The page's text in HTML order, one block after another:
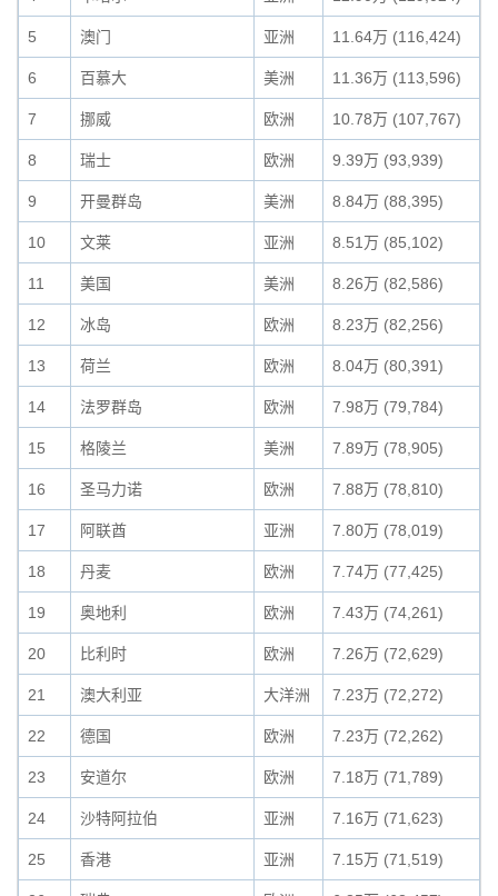
5 澳门 亚洲 11.64万 (116,424)
6 百慕大 美洲 11.36万 (113,596)
7 挪威 欧洲 10.78万 (107,767)
8 瑞士 欧洲 9.39万 (93,939)
9 开曼群岛 美洲 8.84万 (88,395)
10 文莱 亚洲 8.51万 (85,102)
11 美国 美洲 8.26万 (82,586)
12 冰岛 欧洲 8.23万 (82,256)
13 荷兰 欧洲 8.04万 (80,391)
14 法罗群岛 欧洲 7.98万 (79,784)
15 格陵兰 美洲 7.89万 (78,905)
16 圣马力诺 欧洲 7.88万 (78,810)
17 阿联酋 亚洲 7.80万 (78,019)
18 丹麦 欧洲 7.74万 (77,425)
19 奥地利 欧洲 7.43万 (74,261)
20 比利时 欧洲 7.26万 (72,629)
21 澳大利亚 大洋洲 7.23万 (72,272)
22 德国 欧洲 7.23万 (72,262)
23 安道尔 欧洲 7.18万 (71,789)
24 沙特阿拉伯 亚洲 7.16万 (71,623)
25 香港 亚洲 7.15万 (71,519)